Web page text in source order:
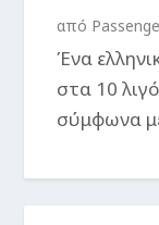
από
Ένα
στα 10
σύμφωνα